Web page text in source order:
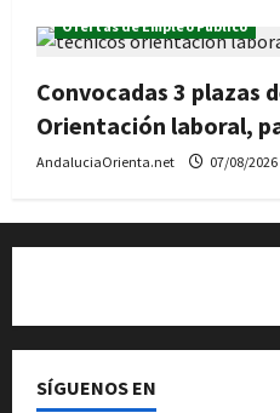
Ofertas de Empleo Público
Convocadas 3 plazas
Orientación laboral,
AndaluciaOrienta.net 07/08/2026
SÍGUENOS EN